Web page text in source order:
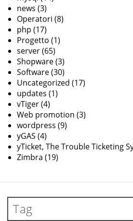
news (3)
Operatori (8)
php (17)
Progetto (1)
server(65)
Shopware(3)
Software(30)
Uncategorized (17)
updates (1)
vTiger(4)
Web promotion (3)
wordpress (9)
yGAS (4)
yTicket, The Trouble Ticketing
Zimbra (19)
Tag